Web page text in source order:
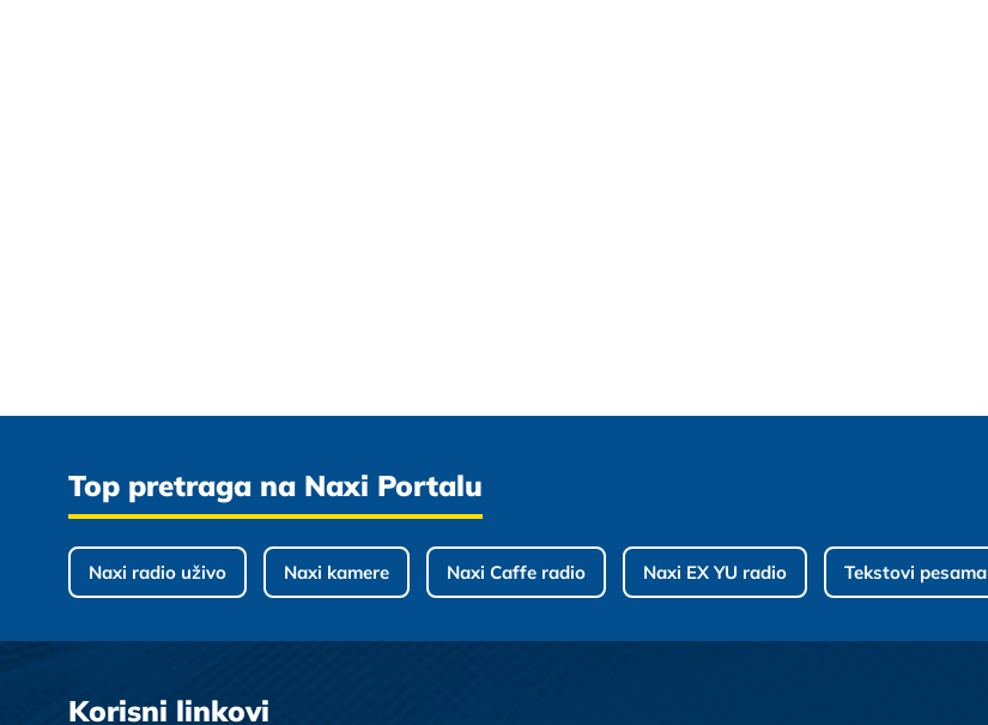
Top pretraga na Naxi Portalu
Naxi radio uživo Naxi kamere Naxi Caffe radio Naxi EX YU radio Tekstovi pesama
Korisni linkovi